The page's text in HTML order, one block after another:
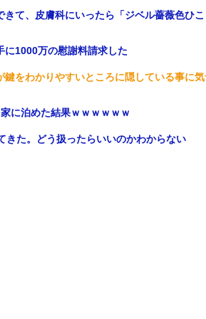
て、皮膚科にいったら「ジベル薔薇色ひ
に1000万の慰謝料請求した
をわかりやすいところに隠している事に
に泊めた結果ｗｗｗｗｗｗ
きた。どう扱ったらいいのかわからない